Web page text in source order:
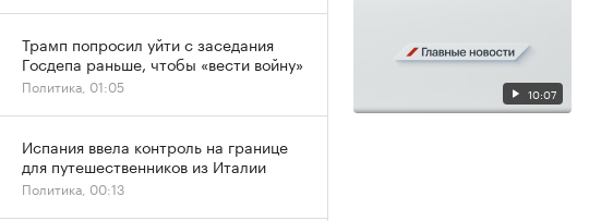
10:07
Трамп попросил уйти с заседания
Госдепа раньше, чтобы «вести войну»
Политика, 01:05
Испания ввела контроль на границе
для путешественников из Италии
Политика, 00:13